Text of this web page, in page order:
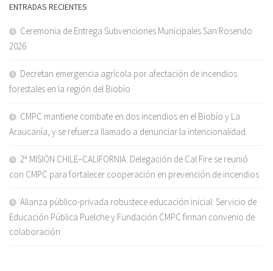
ENTRADAS RECIENTES
Ceremonia de Entrega Subvenciones Municipales San Rosendo
2026
Decretan emergencia agrícola por afectación de incendios
forestales en la región del Biobío
CMPC mantiene combate en dos incendios en el Biobío y La
Araucanía, y se refuerza llamado a denunciar la intencionalidad
2ª MISIÓN CHILE–CALIFORNIA: Delegación de Cal Fire se reunió
con CMPC para fortalecer cooperación en prevención de incendios
Alianza público-privada robustece educación inicial: Servicio de
Educación Pública Puelche y Fundación CMPC firman convenio de
colaboración